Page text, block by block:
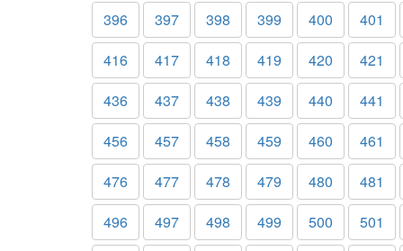
396 397 398 399 400
401
416
417 418 419 420
421
436
437 438 439 440
441
456
457 458 459 460
461
476
477 478 479 480
481
496
497 498 499 500
501